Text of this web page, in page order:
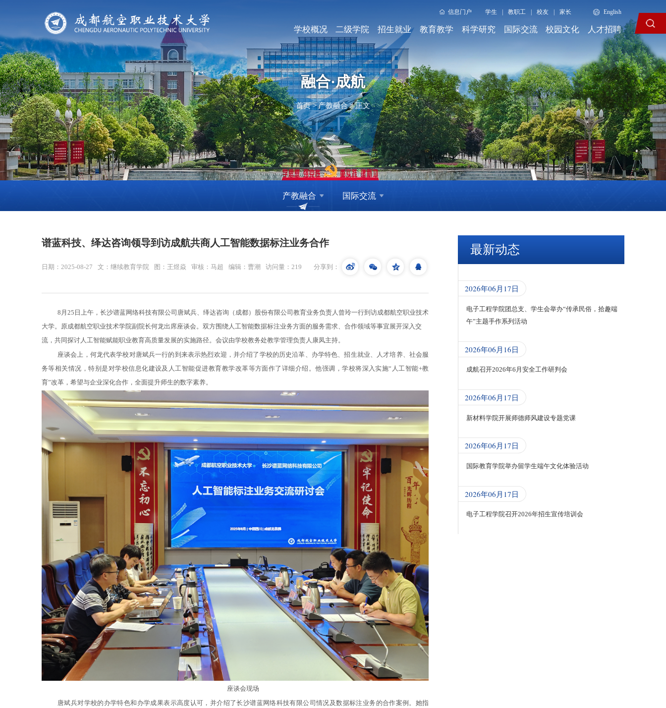
信息门户 学生 教职工 校友 家长 English
学校概况 二级学院 招生就业 教育教学 科学研究 国际交流 校园文化 人才招聘
融合·成航
首页 > 产教融合 > 正文
产教融合 国际交流
谱蓝科技、绎达咨询领导到访成航共商人工智能数据标注业务合作
日期：2025-08-27 文：继续教育学院 图：王煜焱 审核：马超 编辑：曹潮 访问量： 219 分享到：
8 月 25 日上午，长沙谱蓝网络科技有限公司唐斌兵、绎达咨询（成都）股份有限公司教育业务负责人曾玲一行到访成都航空职业技术
大学。原成都航空职业技术学院副院长何龙出席座谈会。双方围绕人工智能数据标注业务方面的服务需求、合作领域等事宜展开深入交
流，共同探讨人工智能赋能职业教育高质量发展的实施路径。会议由学校教务处教学管理负责人康凤主持。
座谈会上，何龙代表学校对唐斌兵一行的到来表示热烈欢迎，并介绍了学校的历史沿革、办学特色、招生就业、人才培养、社会服
务等相关情况，特别是对学校信息化建设及人工智能促进教育教学改革等方面作了详细介绍。他强调，学校将深入实施“人工智能+教
育”改革，希望与企业深化合作，全面提升师生的数字素养。
座谈会现场
唐斌兵对学校的办学特色和办学成果表示高度认可，并介绍了长沙谱蓝网络科技有限公司情况及数据标注业务的合作案例。她指
最新动态
2026年06月17日
电子工程学院团总支、学生会举办“传承民俗，拾趣端
午”主题手作系列活动
2026年06月16日
成航召开2026年6月安全工作研判会
2026年06月17日
新材料学院开展师德师风建设专题党课
2026年06月17日
国际教育学院举办留学生端午文化体验活动
2026年06月17日
电子工程学院召开2026年招生宣传培训会